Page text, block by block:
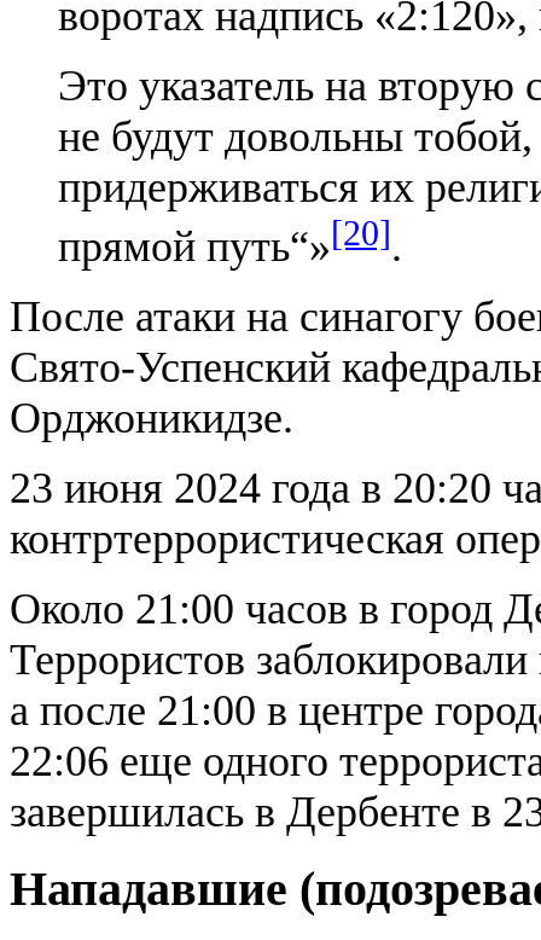
воротах надпись
Это указатель на
не будут довольны
придерживаться их
прямой путь“»[20].
После атаки на синагогу
Свято-Успенский
Орджоникидзе.
23 июня 2024 года в 20:20
контртеррористическая
Около 21:00 часов в город
Террористов
а после 21:00 в центре
22:06 еще одного
завершилась в Дербенте в
Нападавшие